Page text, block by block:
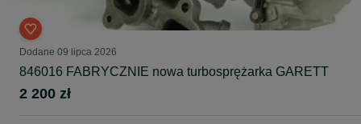
Dodane 09 lipca 2026
846016 FABRYCZNIE nowa turbosprężarka GARETT
2 200 zł